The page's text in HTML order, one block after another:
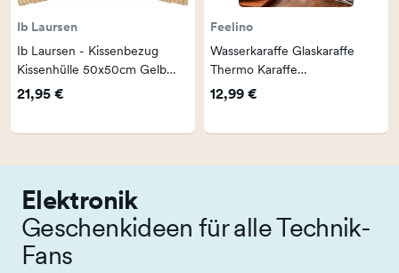
Ib Laursen
Ib Laursen - Kissenbezug
Kissenhülle 50x50cm Gelb
Rosa Streifen 66244-00
21,95 €
Feelino
Wasserkaraffe Glaskaraffe
Thermo Karaffe
Ausgießfunktion 360 Grad
12,99 €
Elektronik
Geschenkideen für alle Technik-
Fans